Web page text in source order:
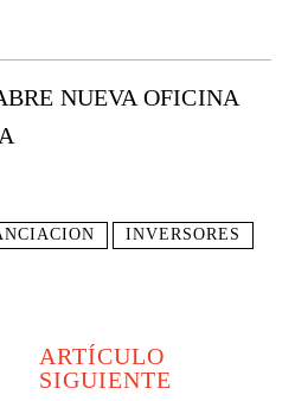
NUEVA OFICINA
INVERSORES
ARTÍCULO
SIGUIENTE